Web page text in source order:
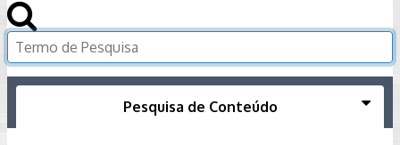
Pesquisa de Conteúdo